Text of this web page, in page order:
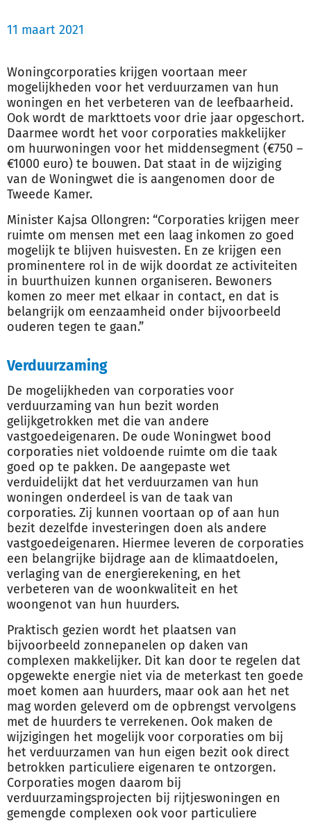
11 maart 2021
Woningcorporaties krijgen voortaan meer
mogelijkheden voor het verduurzamen van hun
woningen en het verbeteren van de leefbaarheid.
Ook wordt de markttoets voor drie jaar opgeschort.
Daarmee wordt het voor corporaties makkelijker
om huurwoningen voor het middensegment (€750 –
€1000 euro) te bouwen. Dat staat in de wijziging
van de Woningwet die is aangenomen door de
Tweede Kamer.
Minister Kajsa Ollongren: “Corporaties krijgen meer
ruimte om mensen met een laag inkomen zo goed
mogelijk te blijven huisvesten. En ze krijgen een
prominentere rol in de wijk doordat ze activiteiten
in buurthuizen kunnen organiseren. Bewoners
komen zo meer met elkaar in contact, en dat is
belangrijk om eenzaamheid onder bijvoorbeeld
ouderen tegen te gaan.”
Verduurzaming
De mogelijkheden van corporaties voor
verduurzaming van hun bezit worden
gelijkgetrokken met die van andere
vastgoedeigenaren. De oude Woningwet bood
corporaties niet voldoende ruimte om die taak
goed op te pakken. De aangepaste wet
verduidelijkt dat het verduurzamen van hun
woningen onderdeel is van de taak van
corporaties. Zij kunnen voortaan op of aan hun
bezit dezelfde investeringen doen als andere
vastgoedeigenaren. Hiermee leveren de corporaties
een belangrijke bijdrage aan de klimaatdoelen,
verlaging van de energierekening, en het
verbeteren van de woonkwaliteit en het
woongenot van hun huurders.
Praktisch gezien wordt het plaatsen van
bijvoorbeeld zonnepanelen op daken van
complexen makkelijker. Dit kan door te regelen dat
opgewekte energie niet via de meterkast ten goede
moet komen aan huurders, maar ook aan het net
mag worden geleverd om de opbrengst vervolgens
met de huurders te verrekenen. Ook maken de
wijzigingen het mogelijk voor corporaties om bij
het verduurzamen van hun eigen bezit ook direct
betrokken particuliere eigenaren te ontzorgen.
Corporaties mogen daarom bij
verduurzamingsprojecten bij rijtjeswoningen en
gemengde complexen ook voor particuliere